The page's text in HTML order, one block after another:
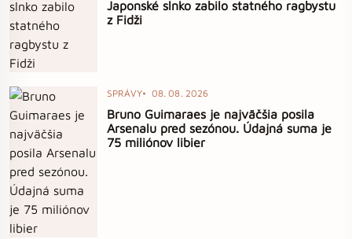
Japonské slnko zabilo statného ragbystu
z Fidži
SPRÁVY 08. 08. 2026
Bruno Guimaraes je najväčšia posila
Arsenalu pred sezónou. Údajná suma je
75 miliónov libier